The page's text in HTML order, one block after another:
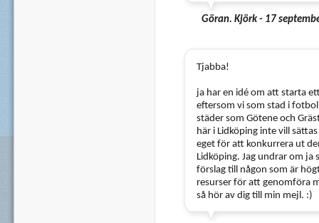
Göran. Kjörk - 17
Tjabba!
ja har en idé om att starta
eftersom vi som stad i
städer som Götene och
här i Lidköping inte vill
eget för att konkurrera ut
Lidköping. Jag undrar om
förslag till någon som är
resurser för att genomföra
så hör av dig till min mejl. :)